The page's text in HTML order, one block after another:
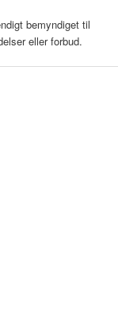
bemyndiget til
eller forbud.